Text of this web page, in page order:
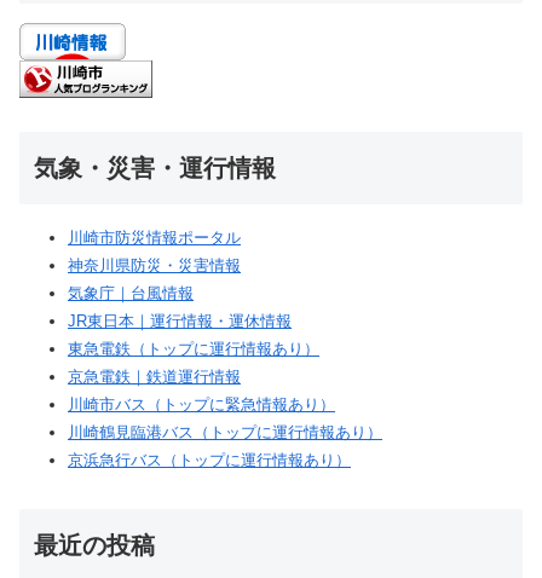
気象・災害・運行情報
川崎市防災情報ポータル
神奈川県防災・災害情報
気象庁｜台風情報
JR東日本｜運行情報・運休情報
東急電鉄（トップに運行情報あり）
京急電鉄｜鉄道運行情報
川崎市バス（トップに緊急情報あり）
川崎鶴見臨港バス（トップに運行情報あり）
京浜急行バス（トップに運行情報あり）
最近の投稿